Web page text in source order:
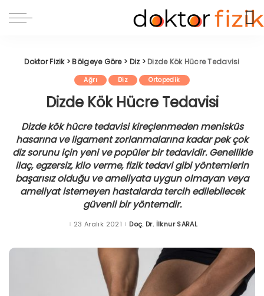
Doktor Fizik>Bölgeye Göre> Diz > Dizde Kök Hücre Tedavisi
Ağrı Diz Ortopedik
Dizde Kök Hücre Tedavisi
Dizde kök hücre tedavisi kireçlenmeden menisküs
hasarına ve ligament zorlanmalarına kadar pek çok
diz sorunu için yeni ve popüler bir tedavidir. Genellikle
ilaç, egzersiz, kilo verme, fizik tedavi gibi yöntemlerin
başarısız olduğu ve ameliyata uygun olmayan veya
ameliyat istemeyen hastalarda tercih edilebilecek
güvenli bir yöntemdir.
23 Aralık 2021 Posted
Doç. Dr. İlknur SARAL